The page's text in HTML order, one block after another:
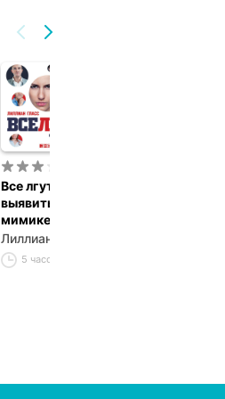
Все лгут. Как
выявить обман по
мимике и жестам
Лиллиан Гласс
5 часов 43 минуты